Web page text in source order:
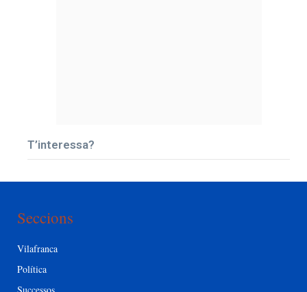
T’interessa?
Seccions
Vilafranca
Política